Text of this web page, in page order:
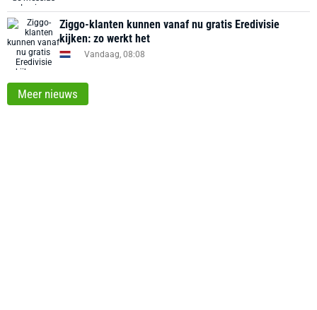
Ziggo-klanten kunnen vanaf nu gratis Eredivisie
kijken: zo werkt het
Vandaag, 08:08
Meer nieuws